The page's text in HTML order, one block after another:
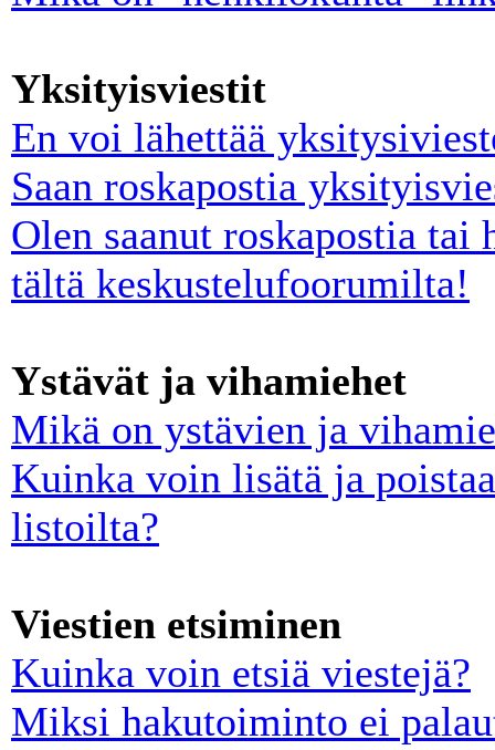
Yksityisviestit
En voi lähettää
Saan roskapostia
Olen saanut roskapostia
tältä keskustelufoorumilta!
Ystävät ja vihamiehet
Mikä on ystävien ja
Kuinka voin lisätä ja
listoilta?
Viestien etsiminen
Kuinka voin etsiä viestejä?
Miksi hakutoiminto ei